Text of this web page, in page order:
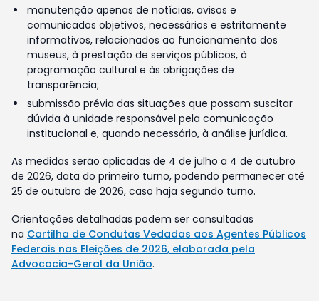
manutenção apenas de notícias, avisos e
comunicados objetivos, necessários e estritamente
informativos, relacionados ao funcionamento dos
museus, à prestação de serviços públicos, à
programação cultural e às obrigações de
transparência;
submissão prévia das situações que possam suscitar
dúvida à unidade responsável pela comunicação
institucional e, quando necessário, à análise jurídica.
As medidas serão aplicadas de 4 de julho a 4 de outubro
de 2026, data do primeiro turno, podendo permanecer até
25 de outubro de 2026, caso haja segundo turno.
Orientações detalhadas podem ser consultadas
na Cartilha de Condutas Vedadas aos Agentes Públicos
Federais nas Eleições de 2026, elaborada pela
Advocacia-Geral da União.